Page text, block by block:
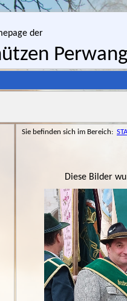
der
Perwang
Sie befinden sich im Bereich:
Diese Bilder